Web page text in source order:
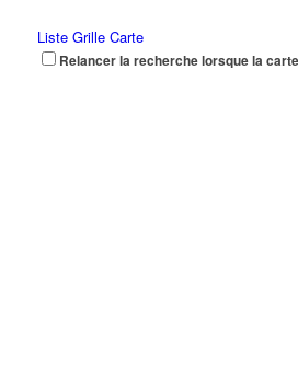
Liste Grille Carte
Relancer la recherche lorsque la